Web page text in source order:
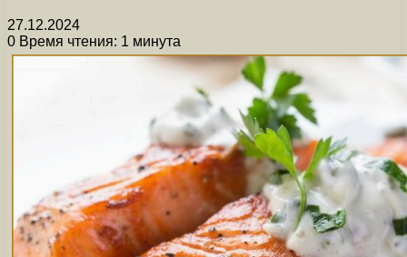
27.12.2024
0 Время чтения: 1 минута